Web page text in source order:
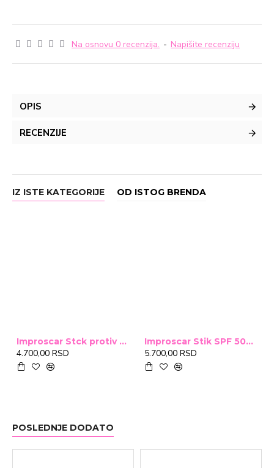
Na osnovu 0 recenzija. - Napišite recenziju
OPIS
RECENZIJE
IZ ISTE KATEGORIJE OD ISTOG BRENDA
Improscar Stck protiv ožiljaka 4,6g
4.700,00 RSD
Improscar Stik SPF 50+ Conceal 6,9g (tonirani)
5.700,00 RSD
POSLEDNJE DODATO